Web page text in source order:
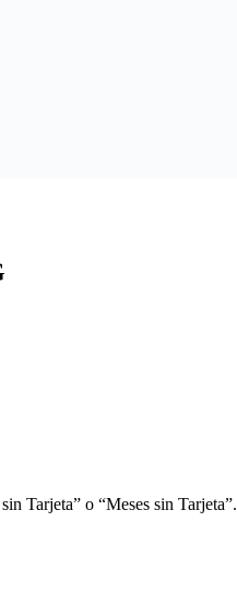
Tarjeta” o “Meses sin Tarjeta”.